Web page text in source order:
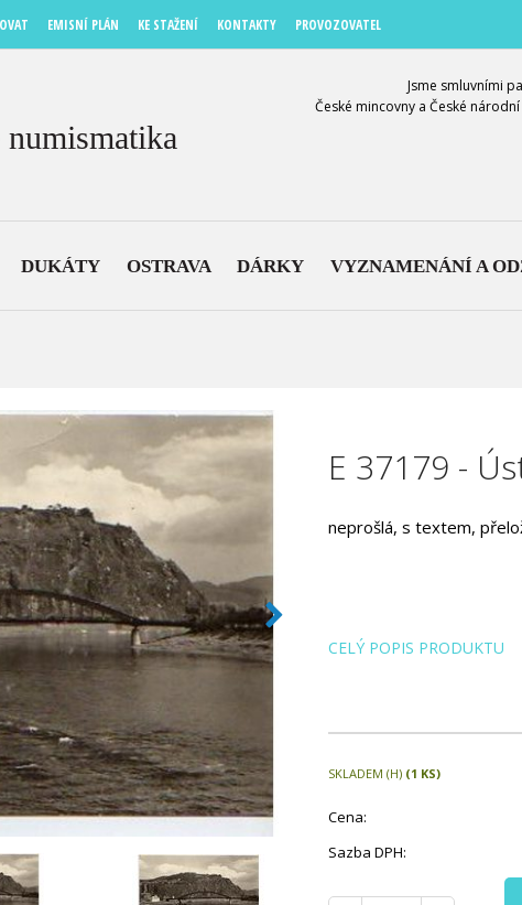
EMISNÍ PLÁN KE STAŽENÍ KONTAKTY PROVOZOVATEL
Jsme smluvními
České mincovny a České
DUKÁTY OSTRAVA DÁRKY VYZNAMENÁNÍ A
E 37179 -
neprošlá, s textem,
CELÝ POPIS PRODUKTU
SKLADEM (H) (1 KS)
Cena:
Sazba DPH: